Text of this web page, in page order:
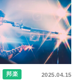
邦楽 2025.04.15